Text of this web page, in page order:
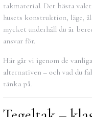
takmaterial. Det bästa
husets konstruktion, läge,
mycket underhåll du är
ansvar för.
Här går vi igenom de
alternativen – och vad du
tänka på.